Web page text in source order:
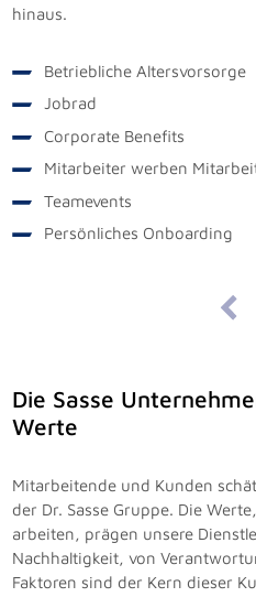
hinaus.
Betriebliche Altersvorsorge
Jobrad
Corporate Benefits
Mitarbeiter werben
Teamevents
Persönliches Onboarding
Aufstiegschancen für alle
Mixed Teams
Jede Stimme zählt
Interne Weiterbildung mit
Die Sasse
Werte
Mitarbeitende und Kunden
der Dr. Sasse Gruppe. Die
arbeiten, prägen unsere
Nachhaltigkeit, von
Faktoren sind der Kern dieser